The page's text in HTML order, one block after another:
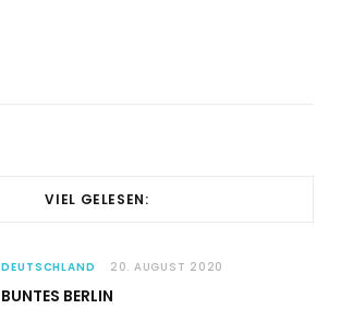
VIEL GELESEN:
DEUTSCHLAND 20. AUGUST 2020
BUNTES BERLIN